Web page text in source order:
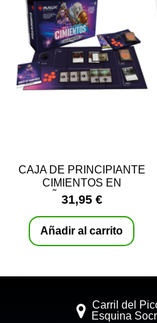
CAJA DE PRINCIPIANTE
CIMIENTOS EN
ESPAÑOL - MAGIC THE
GATHERING
31,95 €
Añadir al carrito
Carril del
Esquina